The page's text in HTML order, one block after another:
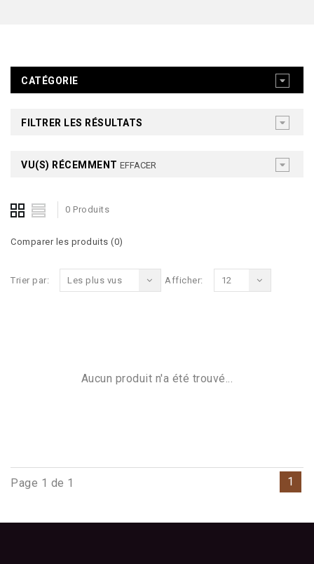
CATÉGORIE
FILTRER LES RÉSULTATS
VU(S) RÉCEMMENT EFFACER
0 Produits
Comparer les produits (0)
Trier par: Les plus vus Afficher: 12
Aucun produit n'a été trouvé...
Page 1 de 1 1